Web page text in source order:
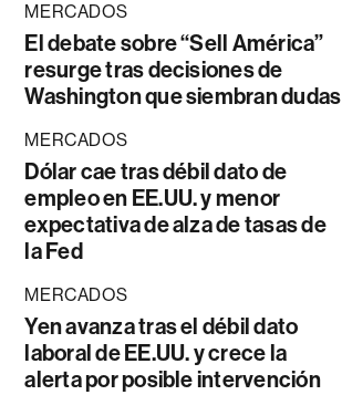
MERCADOS
El debate sobre “Sell América”
resurge tras decisiones de
Washington que siembran dudas
MERCADOS
Dólar cae tras débil dato de
empleo en EE.UU. y menor
expectativa de alza de tasas de
la Fed
MERCADOS
Yen avanza tras el débil dato
laboral de EE.UU. y crece la
alerta por posible intervención